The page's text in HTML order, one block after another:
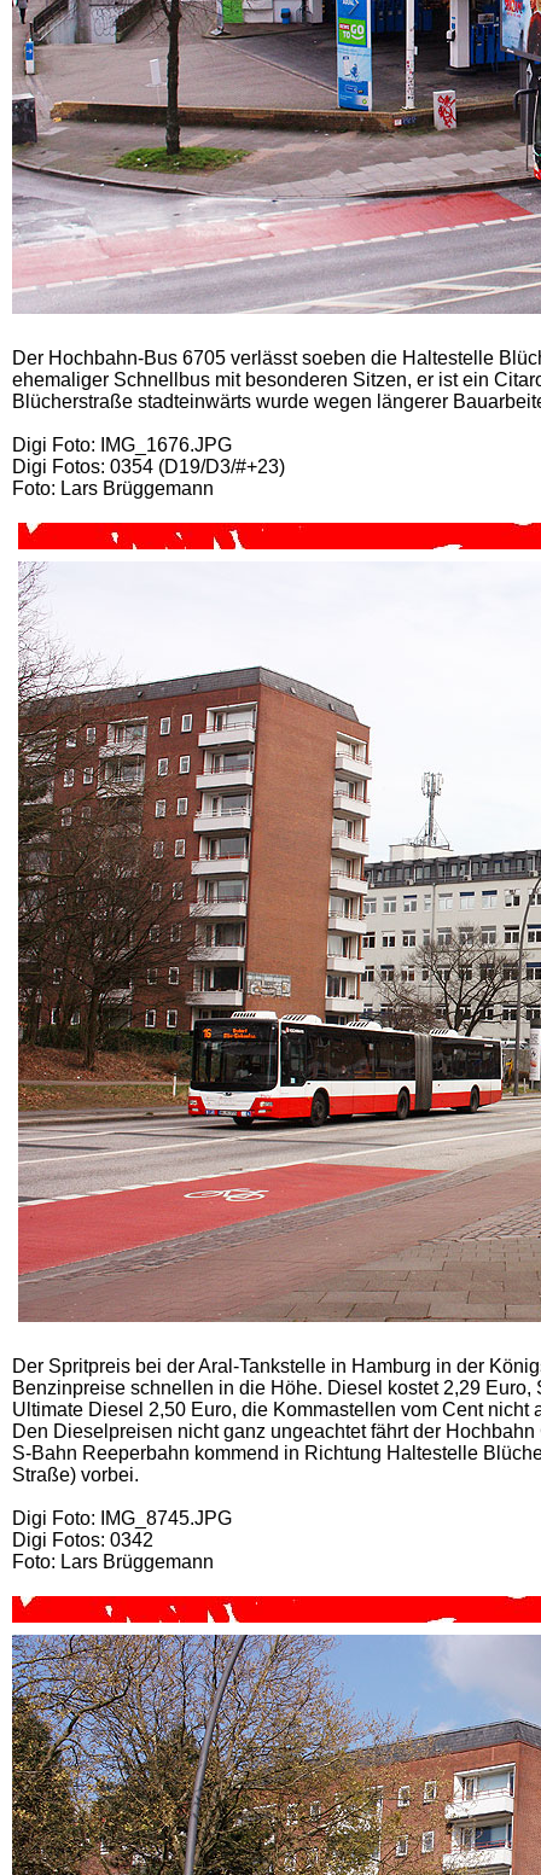
Der Hochbahn-Bus 6705 verlässt soeben die Haltestelle
ehemaliger Schnellbus mit besonderen Sitzen, er ist ein
Blücherstraße stadteinwärts wurde wegen längerer
Digi Foto: IMG_1676.JPG
Digi Fotos: 0354 (D19/D3/#+23)
Foto: Lars Brüggemann
Der Spritpreis bei der Aral-Tankstelle in Hamburg in der
Benzinpreise schnellen in die Höhe. Diesel kostet 2,29
Ultimate Diesel 2,50 Euro, die Kommastellen vom Cent nicht
Den Dieselpreisen nicht ganz ungeachtet fährt der
S-Bahn Reeperbahn kommend in Richtung Haltestelle
Straße) vorbei.
Digi Foto: IMG_8745.JPG
Digi Fotos: 0342
Foto: Lars Brüggemann